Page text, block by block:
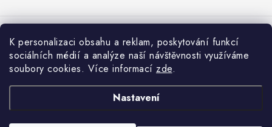
K personalizaci obsahu a reklam, poskytování funkcí
sociálních médií a analýze naší návštěvnosti využíváme
soubory cookies. Více informací zde.
Nastavení
a
Co je nového na 001shop
Shiitake: Královna léčivých hub pro imunitu, srdce i vitalitu